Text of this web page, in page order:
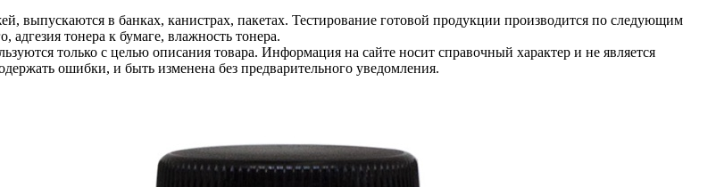
выпускаются в банках, канистрах, пакетах. Тестирование готовой продукции производится по следующим
адгезия тонера к бумаге, влажность тонера.
только с целью описания товара. Информация на сайте носит справочный характер и не является
ошибки, и быть изменена без предварительного уведомления.